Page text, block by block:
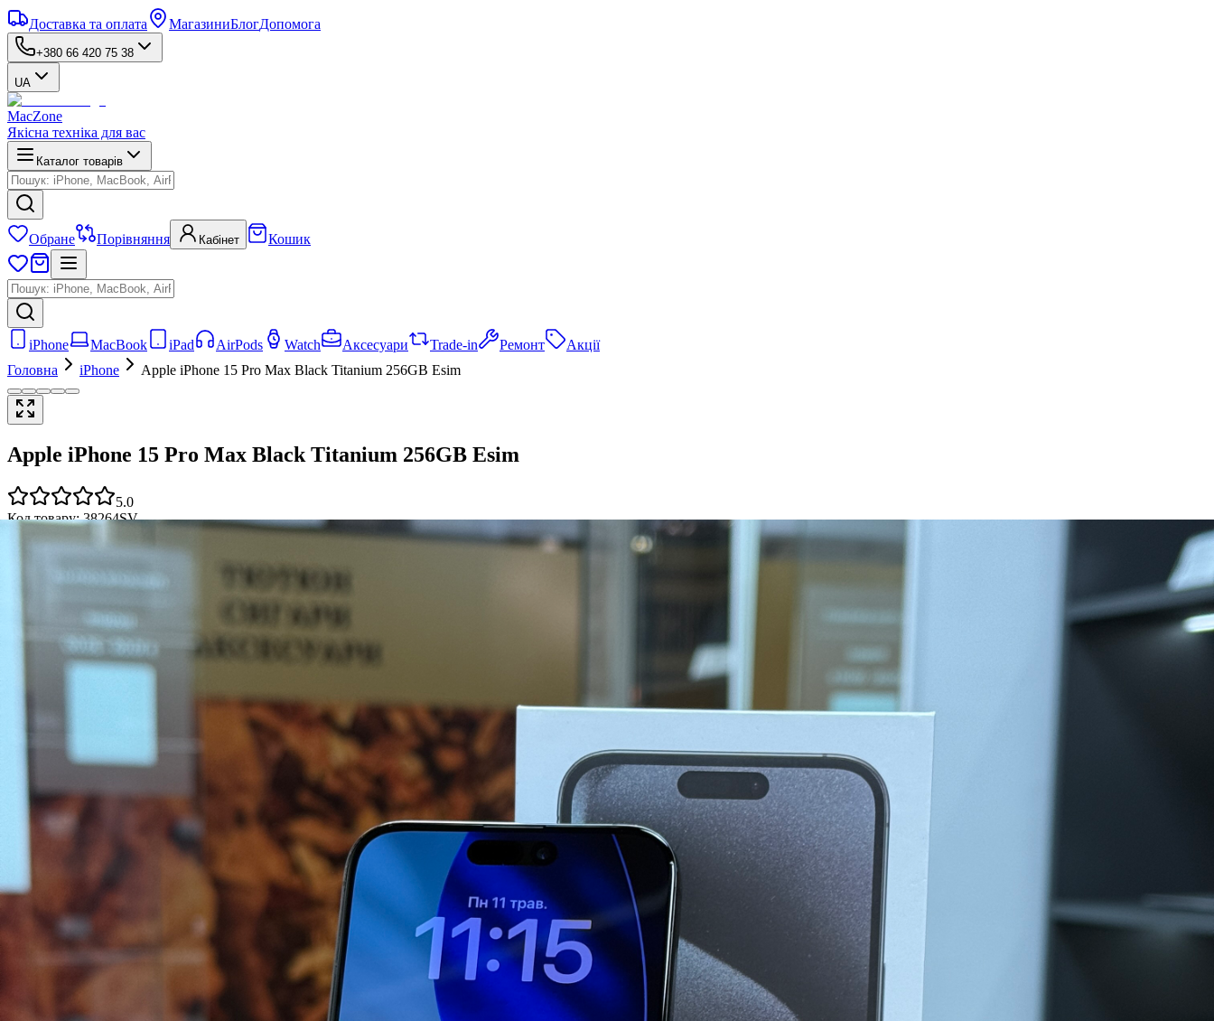
Доставка та оплата МагазиниБлогДопомога
+380 66 420 75 38
UA
MacZone
Якісна техніка для вас
Каталог товарів
Обране Порівняння Кабінет Кошик
iPhone MacBook iPad AirPods Watch Аксесуари Trade-in Ремонт
Акції
Головна
iPhone Apple iPhone 15 Pro Max Black Titanium 256GB Esim
Apple iPhone 15 Pro Max Black Titanium 256GB Esim
5.0
Код товару:38264SV
2 цикли / 100%Повний: пристрій, зарядний пристрій та коробка
Додати в кошик
Оплата частинами відmonobank
Доставка